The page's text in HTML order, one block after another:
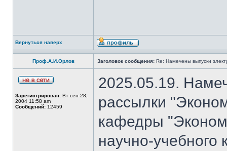
Вернуться наверх
Проф.А.И.Орлов Заголовок сообщения: Re: Намечены выпуски
Зарегистрирован: Вт сен 28,
2004 11:58 am
Сообщений: 12459
2025.05.19.
рассылки
кафедры
научно-